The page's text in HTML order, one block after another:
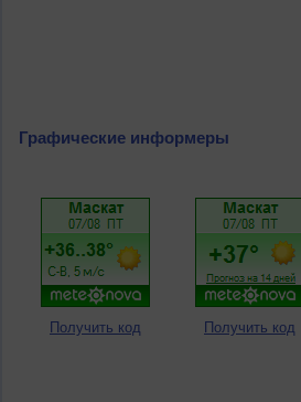
Графические информеры
Получить код
Получить код